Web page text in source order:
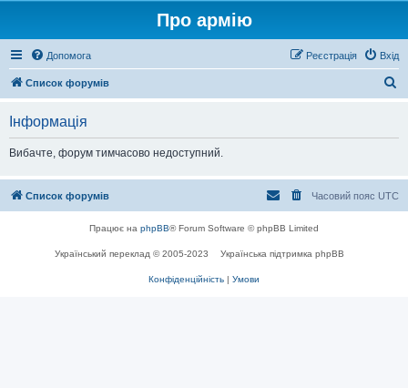
Про армію
Допомога Вхід
Реєстрація
Список форумів
Інформація
Вибачте, форум тимчасово недоступний.
Список форумів Часовий пояс UTC
Працює на phpBB® Forum Software © phpBB Limited
Український переклад © 2005-2023 Українська підтримка phpBB
Конфіденційність | Умови